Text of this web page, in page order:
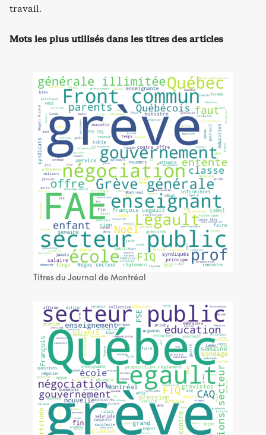
travail.
Mots les plus utilisés dans les titres des articles
Titres du Journal de Montréal